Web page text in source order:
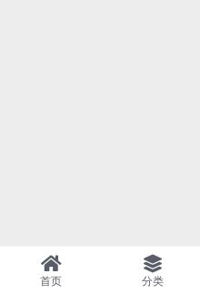
首页 分类